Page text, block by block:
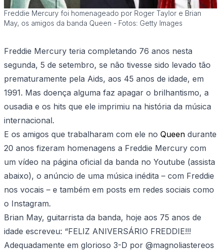
Freddie Mercury foi homenageado por Roger Taylor e Brian
May, os amigos da banda Queen - Fotos: Getty Images
Freddie Mercury teria completando 76 anos nesta
segunda, 5 de setembro, se não tivesse sido levado tão
prematuramente pela Aids, aos 45 anos de idade, em
1991. Mas doença alguma faz apagar o brilhantismo, a
ousadia e os hits que ele imprimiu na história da música
internacional.
E os amigos que trabalharam com ele no Queen durante
20 anos fizeram homenagens a Freddie Mercury com
um vídeo na página oficial da banda no Youtube (assista
abaixo), o anúncio de uma música inédita – com Freddie
nos vocais – e também em posts em redes sociais como
o Instagram.
Brian May, guitarrista da banda, hoje aos 75 anos de
idade escreveu: “FELIZ ANIVERSÁRIO FREDDIE!!!
Adequadamente em glorioso 3-D por @magnoliastereos